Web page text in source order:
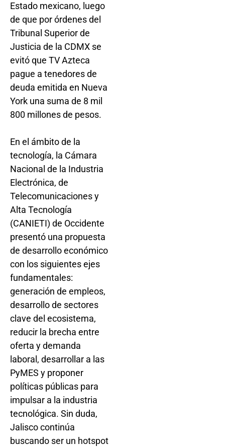
Estado mexicano, luego
de que por órdenes del
Tribunal Superior de
Justicia de la CDMX se
evitó que TV Azteca
pague a tenedores de
deuda emitida en Nueva
York una suma de 8 mil
800 millones de pesos.
En el ámbito de la
tecnología, la Cámara
Nacional de la Industria
Electrónica, de
Telecomunicaciones y
Alta Tecnología
(CANIETI) de Occidente
presentó una propuesta
de desarrollo económico
con los siguientes ejes
fundamentales:
generación de empleos,
desarrollo de sectores
clave del ecosistema,
reducir la brecha entre
oferta y demanda
laboral, desarrollar a las
PyMES y proponer
políticas públicas para
impulsar a la industria
tecnológica. Sin duda,
Jalisco continúa
buscando ser un hotspot